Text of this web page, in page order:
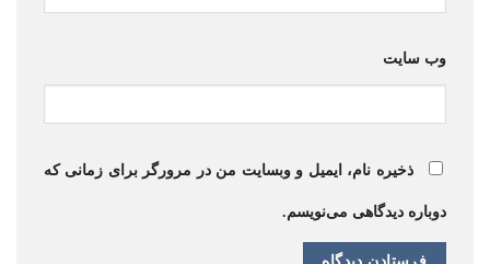
وب‌ سایت
ذخیره نام، ایمیل و وبسایت من در مرورگر برای زمانی که
دوباره دیدگاهی می‌نویسم.